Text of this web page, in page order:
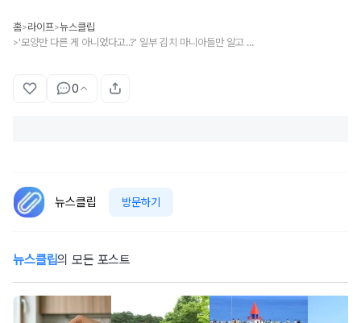
홈>라이프>뉴스클립
> '모양만 다른 게 아니었다고..?' 일부 김치 마니아들만 알고 있는 깍두기 vs 총각김치의 숨겨진 '다른 부분'
0
뉴스클립 방문하기
뉴스클립의 모든 포스트